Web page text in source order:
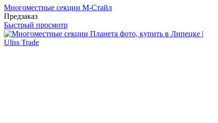
Многоместные секции М-Стайл
Предзаказ
Быстрый просмотр